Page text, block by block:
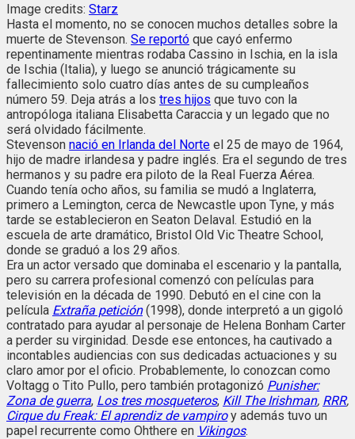
Image credits: Starz
Hasta el momento, no se conocen muchos detalles sobre la
muerte de Stevenson. Se reportó que cayó enfermo
repentinamente mientras rodaba Cassino in Ischia, en la isla
de Ischia (Italia), y luego se anunció trágicamente su
fallecimiento solo cuatro días antes de su cumpleaños
número 59. Deja atrás a los tres hijos que tuvo con la
antropóloga italiana Elisabetta Caraccia y un legado que no
será olvidado fácilmente.
Stevenson nació en Irlanda del Norte el 25 de mayo de 1964,
hijo de madre irlandesa y padre inglés. Era el segundo de tres
hermanos y su padre era piloto de la Real Fuerza Aérea.
Cuando tenía ocho años, su familia se mudó a Inglaterra,
primero a Lemington, cerca de Newcastle upon Tyne, y más
tarde se establecieron en Seaton Delaval. Estudió en la
escuela de arte dramático, Bristol Old Vic Theatre School,
donde se graduó a los 29 años.
Era un actor versado que dominaba el escenario y la pantalla,
pero su carrera profesional comenzó con películas para
televisión en la década de 1990. Debutó en el cine con la
película Extraña petición (1998), donde interpretó a un gigoló
contratado para ayudar al personaje de Helena Bonham Carter
a perder su virginidad. Desde ese entonces, ha cautivado a
incontables audiencias con sus dedicadas actuaciones y su
claro amor por el oficio. Probablemente, lo conozcan como
Voltagg o Tito Pullo, pero también protagonizó Punisher:
Zona de guerra, Los tres mosqueteros, Kill The Irishman, RRR,
Cirque du Freak: El aprendiz de vampiroy además tuvo un
papel recurrente como Ohthere en Vikingos.